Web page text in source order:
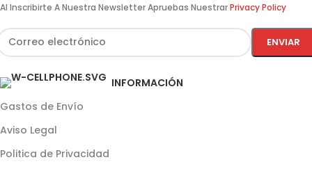
INFORMACIÓN
Gastos de Envío
Aviso Legal
Politica de Privacidad
Al Inscribirte A Nuestra Newsletter Apruebas NuestrarPrivacy Policy